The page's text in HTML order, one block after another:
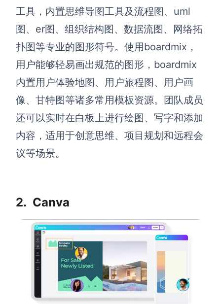
素材整理
在线白板
涂鸦画板
敏捷实践
思维和灵感整理
流程整理
客户旅程图
路线图
ER图
UML图
数据流图
情绪板
AI创作
创意与绘图
工具， 内置思维导图工具及流程图、uml
图、er图、组织结构图、数据流图、网络拓
扑图等专业的图形符号。使用boardmix，
用户能够轻易画出规范的图形，boardmix
内置用户体验地图、用户旅程图、用户画
像、甘特图等诸多常用模板资源。
团队成员
还可以实时在白板上进行绘图、写字和添加
内容，适用于创意思维、项目规划和远程会
议等场景。
2. Canva